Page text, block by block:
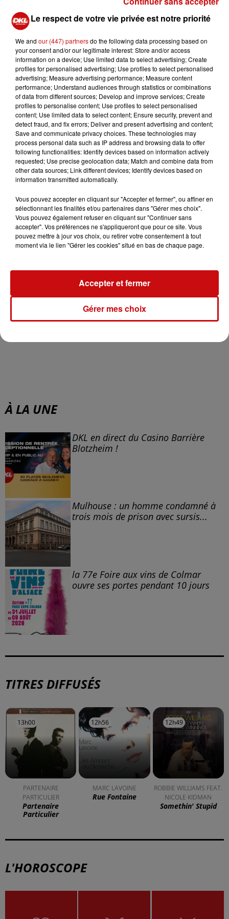
LA NOISETTE ET LE CHOCOLAT EN VEDETTES
La carrière de Simone Veil l'a inspiré et cela s'est
disponible à la vente depuis quelques jours...
L'hommage pâtissier rendue par la jeune femme prend
la forme d'un biscuit moelleux noisettes brutes,
fourré d'une crème intense à la noisette, croustillant
praliné et fine feuille de chocolat craquante, à l'effigie
de Simone Veil.
PÂTISSIÈRE ET CURIEUSE...
Ce n'est pas la première fois que Sarah Abitan va
chercher l'inspiration sur des terres autres que celles de
la pâtisserie. Elle a déjà réaliséplusieurs collaborations
Amandine Louise, Daniel Bussiere ou encore Sonia
Verguet.
Pour cette année 2019, elle prévoit demener à bien
deux autres de ces projets collabortaifs... sans pour
Pâtisserie Gatô
55, avenue des Vosges
67000 Strasbourg
À LA UNE
DKL en direct du Casino Barrière
Blotzheim !
Mulhouse : un homme condamné à
ouvre ses portes pendant 10 jours
Le respect de votre vie privée est notre priorité
We and our (447) partnersdo the following data processing based on
your consent and/or our legitimate interest: Store and/or access
information on a device; Use limited data to select advertising; Create
profiles for personalised advertising; Use profiles to select personalised
advertising; Measure advertising performance; Measure content
performance; Understand audiences through statistics or combinations
of data from different sources; Develop and improve services; Create
profiles to personalise content; Use profiles to select personalised
content; Use limited data to select content; Ensure security, prevent and
detect fraud, and fix errors; Deliver and present advertising and content;
Save and communicate privacy choices. These technologies may
process personal data such as IP address and browsing data to offer
following functionalities: Identify devices based on information actively
requested; Use precise geolocation data; Match and combine data from
other data sources; Link different devices; Identify devices based on
information transmitted automatically.
Vous pouvez accepter en cliquant sur "Accepter et fermer", ou affiner en
sélectionnant les finalités et/ou partenaires dans "Gérer mes choix".
Vous pouvez également refuser en cliquant sur "Continuer sans
accepter". Vos préférences ne s'appliqueront que pour ce site. Vous
pouvez mettre à jour vos choix, ou retirer votre consentement à tout
moment via le lien "Gérer les cookies" situé en bas de chaque page.
Gérer mes choix
Accepter et fermer